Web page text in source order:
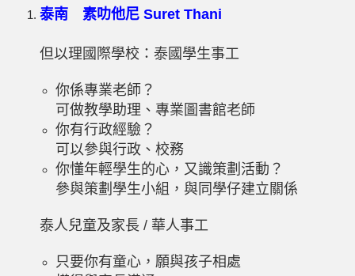
泰南 素叻他尼 Suret Thani
但以理國際學校：泰國學生事工
你係專業老師？
可做教學助理、專業圖書館老師
你有行政經驗？
可以參與行政、校務
你懂年輕學生的心，又識策劃活動？
參與策劃學生小組，與同學仔建立關係
泰人兒童及家長 / 華人事工
只要你有童心，願與孩子相處